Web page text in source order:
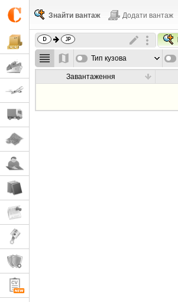
Знайти вантаж Додати вантаж
Тип кузова
Завантаження